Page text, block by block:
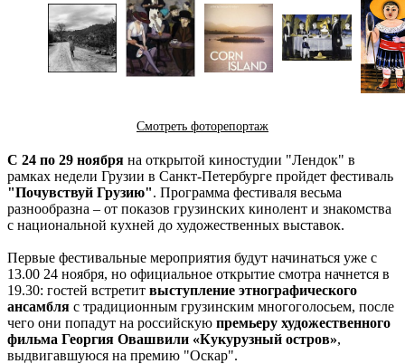
Смотреть фоторепортаж
С 24 по 29 ноября на открытой киностудии "Лендок" в
рамках недели Грузии в Санкт-Петербурге пройдет фестиваль
"Почувствуй Грузию". Программа фестиваля весьма
разнообразна – от показов грузинских кинолент и знакомства
с национальной кухней до художественных выставок.
Первые фестивальные мероприятия будут начинаться уже с
13.00 24 ноября, но официальное открытие смотра начнется в
19.30: гостей встретит выступление этнографического
ансамбля с традиционным грузинским многоголосьем, после
чего они попадут на российскую премьеру художественного
фильма Георгия Овашвили «Кукурузный остров»,
выдвигавшуюся на премию "Оскар".